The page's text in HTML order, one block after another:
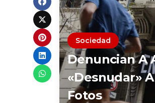
Sociedad
Denuncian A
«desnudar»
Fotos